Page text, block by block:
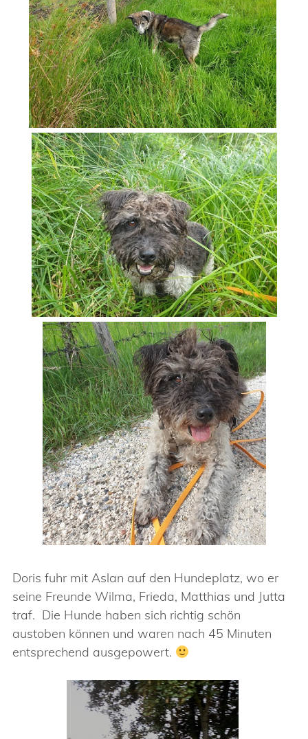
Doris fuhr mit Aslan auf den Hundeplatz, wo er
seine Freunde Wilma, Frieda, Matthias und Jutta
traf. Die Hunde haben sich richtig schön
austoben können und waren nach 45 Minuten
entsprechend ausgepowert.